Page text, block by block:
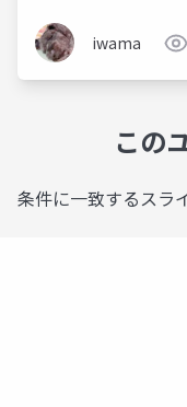
iwama
この
条件に一致するスラ